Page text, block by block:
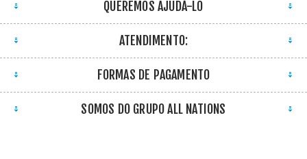
QUEREMOS AJUDÁ-LO
ATENDIMENTO:
FORMAS DE PAGAMENTO
SOMOS DO GRUPO ALL NATIONS